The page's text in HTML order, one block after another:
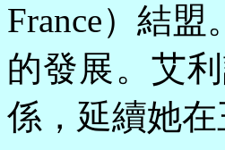
France）結
的發展。艾
係，延續她